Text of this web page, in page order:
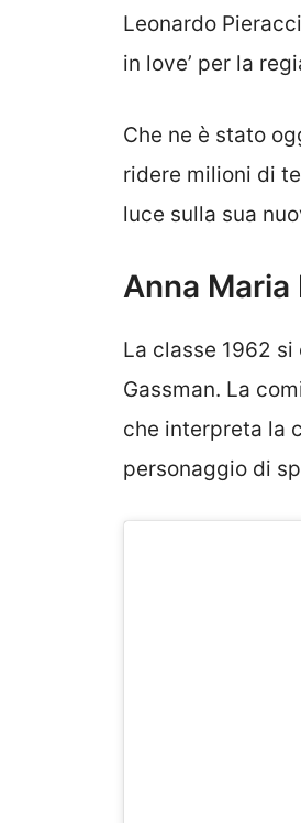
Leonardo
in love’ per la
Che ne è stato
ridere milioni di
luce sulla sua
Anna Maria
La classe 1962
Gassman. La
che interpreta la
personaggio di